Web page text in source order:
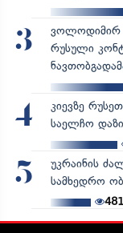
3
ვოლოდიმირ
რუსული
4
კიევზე
საელჩო
5
უკრაინის
სამხედრო